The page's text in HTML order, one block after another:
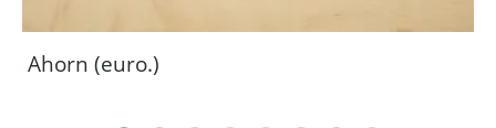
Ahorn (euro.)